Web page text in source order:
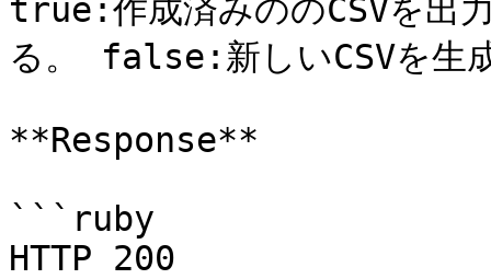
true:作成済みののCSVを出
る。 false:新しいCSVを生
**Response**
```ruby
HTTP 200